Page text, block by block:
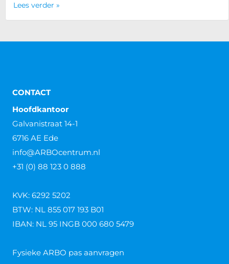
Lees verder »
CONTACT
Hoofdkantoor
Galvanistraat 14-1
6716 AE Ede
info@ARBOcentrum.nl
+31 (0) 88 123 0 888
KVK: 6292 5202
BTW: NL 855 017 193 B01
IBAN: NL 95 INGB 000 680 5479
Fysieke ARBO pas aanvragen